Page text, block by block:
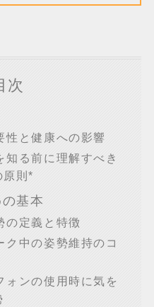
次
性と健康への影響
る前に理解すべき
原則*
基本
の定義と特徴
中の姿勢維持のコ
ォンの使用時に気を